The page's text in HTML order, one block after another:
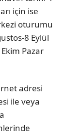
için ise
oturumu
8 Eylül
Pazar
adresi
ile veya